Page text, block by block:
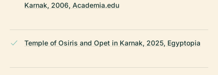
Karnak, 2006, Academia.edu
Temple of Osiris and Opet in Karnak, 2025, Egyptopia